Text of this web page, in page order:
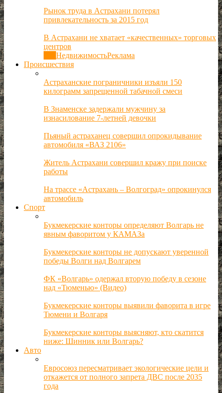
Рынок труда в Астрахани потерял
привлекательность за 2015 год
В Астрахани не хватает «качественных» торговых
центров
НедвижимостьРеклама
Происшествия
Астраханские пограничники изъяли 150
килограмм запрещенной табачной смеси
В Знаменске задержали мужчину за
изнасилование 7-летней девочки
Пьяный астраханец совершил опрокидывание
автомобиля «ВАЗ 2106»
Житель Астрахани совершил кражу при поиске
работы
На трассе «Астрахань – Волгоград» опрокинулся
автомобиль
Спорт
Букмекерские конторы определяют Волгарь не
явным фаворитом у КАМАЗа
Букмекерские конторы не допускают уверенной
победы Волги над Волгарем
ФК «Волгарь» одержал вторую победу в сезоне
над «Тюменью» (Видео)
Букмекерские конторы выявили фаворита в игре
Тюмени и Волгаря
Букмекерские конторы выясняют, кто скатится
ниже: Шинник или Волгарь?
Авто
Евросоюз пересматривает экологические цели и
откажется от полного запрета ДВС после 2035
года